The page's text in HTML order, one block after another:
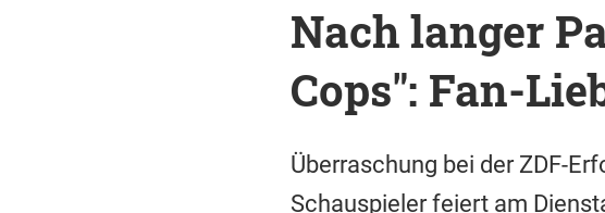
Nach langer
Cops": Fan-
Überraschung bei der ZDF-
Schauspieler feiert am